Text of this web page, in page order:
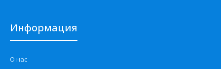
Информация
О нас